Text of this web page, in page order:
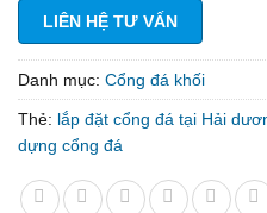
LIÊN HỆ TƯ VẤN
Danh mục: Cổng đá khối
Thẻ: lắp đặt cổng đá tại Hải
dựng cổng đá